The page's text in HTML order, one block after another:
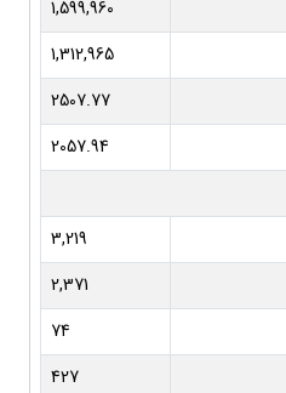
1,599,960
1,312,965
2507.77
2057.94
3,219
2,371
74
427